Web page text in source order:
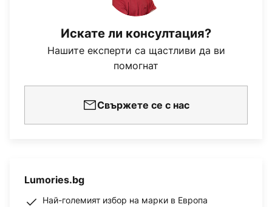
Искате ли консултация?
Нашите експерти са щастливи да ви
помогнат
Свържете се с нас
Lumories.bg
Най-големият избор на марки в Европа